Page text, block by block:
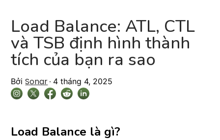
Load Balance: ATL, CTL
và TSB định hình thành
tích của bạn ra sao
Bởi Sonar 4 tháng 4, 2025
Load Balance là gì?